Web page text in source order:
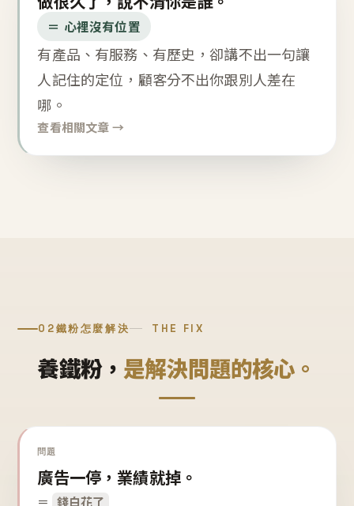
＝ 心裡沒有位置
有產品、有服務、有歷史，卻講不出一句讓
人記住的定位，顧客分不出你跟別人差在
哪。
查看相關文章 →
02鐵粉怎麼解決 THE FIX
養鐵粉， 是解決問題的核心。
問題
廣告一停，業績就掉。
＝ 錢白花了